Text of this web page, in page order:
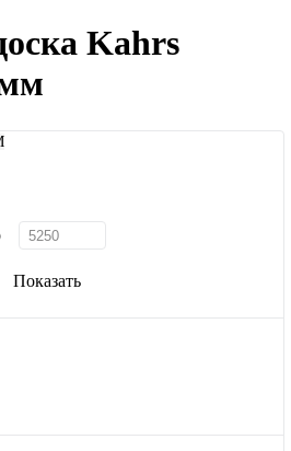
Kahrs
Показать